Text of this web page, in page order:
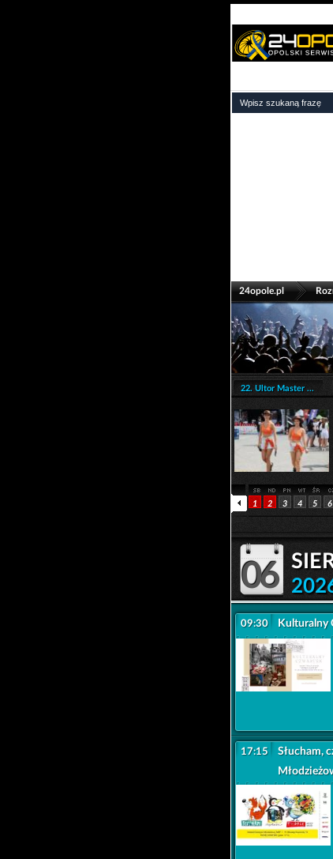
24opole.pl
22. Ultor Master ...
1 2 3 4 5 6
06
09:30 Kulturalny
17:15
Słucham,